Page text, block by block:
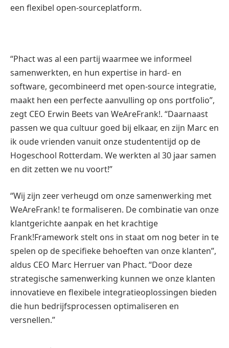
een flexibel open-sourceplatform.
“Phact was al een partij waarmee we informeel
samenwerkten, en hun expertise in hard- en
software, gecombineerd met open-source integratie,
maakt hen een perfecte aanvulling op ons portfolio”,
zegt CEO Erwin Beets van WeAreFrank!. “Daarnaast
passen we qua cultuur goed bij elkaar, en zijn Marc en
ik oude vrienden vanuit onze studententijd op de
Hogeschool Rotterdam. We werkten al 30 jaar samen
en dit zetten we nu voort!”
“Wij zijn zeer verheugd om onze samenwerking met
WeAreFrank! te formaliseren. De combinatie van onze
klantgerichte aanpak en het krachtige
Frank!Framework stelt ons in staat om nog beter in te
spelen op de specifieke behoeften van onze klanten”,
aldus CEO Marc Herruer van Phact. “Door deze
strategische samenwerking kunnen we onze klanten
innovatieve en flexibele integratieoplossingen bieden
die hun bedrijfsprocessen optimaliseren en
versnellen.”